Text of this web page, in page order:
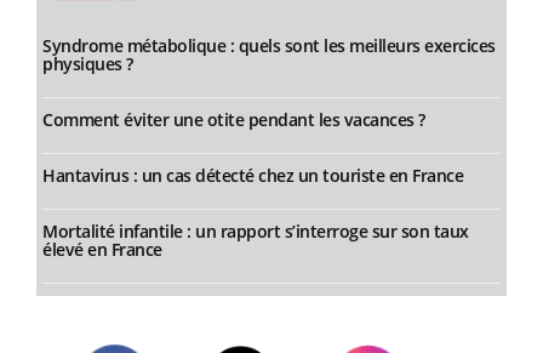
Syndrome métabolique : quels sont les meilleurs exercices
physiques ?
Comment éviter une otite pendant les vacances ?
Hantavirus : un cas détecté chez un touriste en France
Mortalité infantile : un rapport s’interroge sur son taux
élevé en France